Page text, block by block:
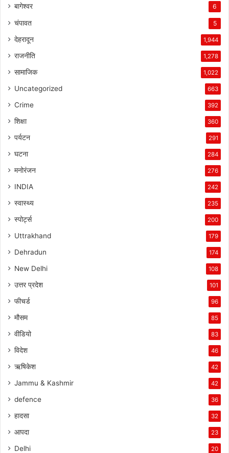
बागेश्वर 6
चंपावत 5
देहरादून 1,944
राजनीति 1,278
सामाजिक 1,022
Uncategorized 663
Crime 392
शिक्षा 360
पर्यटन 291
घटना 284
मनोरंजन 276
INDIA 242
स्वास्थ्य 235
स्पोर्ट्स 200
Uttrakhand 179
Dehradun 174
New Delhi 108
उत्तर प्रदेश 101
फीचर्ड 96
मौसम 85
वीडियो 83
विदेश 46
ऋषिकेश 42
Jammu & Kashmir 42
defence 36
हादसा 32
आपदा 23
Delhi 20